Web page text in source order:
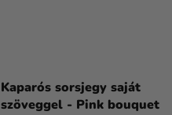
Kaparós sorsjegy saját
szöveggel - Pink bouquet